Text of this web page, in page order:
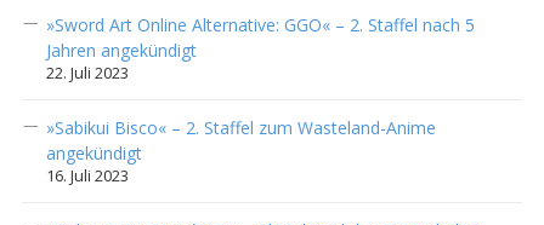
»Sword Art Online Alternative: GGO« – 2. Staffel nach 5
Jahren angekündigt
22. Juli 2023
»Sabikui Bisco« – 2. Staffel zum Wasteland-Anime
angekündigt
16. Juli 2023